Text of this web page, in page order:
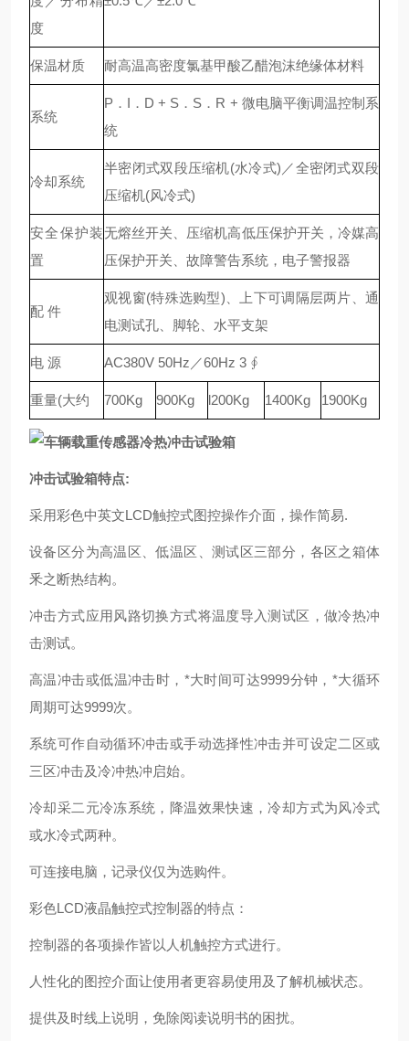
度
保温材质 耐高温高密度氯基甲酸乙醋泡沫绝缘体材料
系统
P．I．D + S．S．R + 微电脑平衡调温控制系
统
冷却系统
半密闭式双段压缩机(水冷式)／全密闭式双段
压缩机(风冷式)
安全保护装
置
无熔丝开关、压缩机高低压保护开关，冷媒高
压保护开关、故障警告系统，电子警报器
配 件
观视窗(特殊选购型)、上下可调隔层两片、通
电测试孔、脚轮、水平支架
电 源 AC380V 50Hz／60Hz 3 ∮
重量(大约 700Kg 900Kg l200Kg 1400Kg 1900Kg
冲击试验箱特点:
采用彩色中英文LCD触控式图控操作介面，操作简易.
设备区分为高温区、低温区、测试区三部分，各区之箱体
釆之断热结构。
冲击方式应用风路切换方式将温度导入测试区，做冷热冲
击测试。
高温冲击或低温冲击时，*大时间可达9999分钟，*大循环
周期可达9999次。
系统可作自动循环冲击或手动选择性冲击并可设定二区或
三区冲击及冷冲热冲启始。
冷却采二元冷冻系统，降温效果快速，冷却方式为风冷式
或水冷式两种。
可连接电脑，记录仪仅为选购件。
彩色LCD液晶触控式控制器的特点：
控制器的各项操作皆以人机触控方式进行。
人性化的图控介面让使用者更容易使用及了解机械状态。
提供及时线上说明，免除阅读说明书的困扰。